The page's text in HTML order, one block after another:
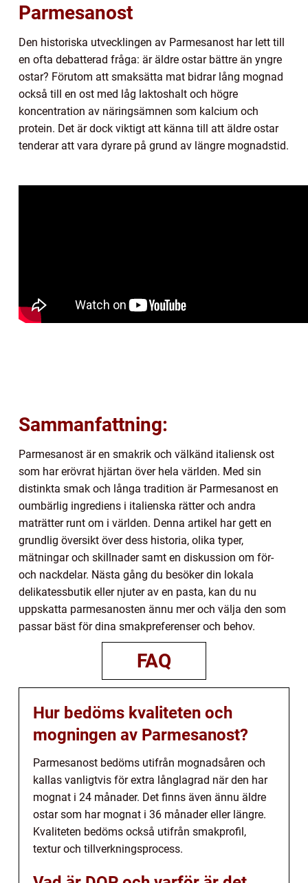
Parmesanost
Den historiska utvecklingen av Parmesanost har lett till
en ofta debatterad fråga: är äldre ostar bättre än yngre
ostar? Förutom att smaksätta mat bidrar lång mognad
också till en ost med låg laktoshalt och högre
koncentration av näringsämnen som kalcium och
protein. Det är dock viktigt att känna till att äldre ostar
tenderar att vara dyrare på grund av längre mognadstid.
Sammanfattning:
Parmesanost är en smakrik och välkänd italiensk ost
som har erövrat hjärtan över hela världen. Med sin
distinkta smak och långa tradition är Parmesanost en
oumbärlig ingrediens i italienska rätter och andra
maträtter runt om i världen. Denna artikel har gett en
grundlig översikt över dess historia, olika typer,
mätningar och skillnader samt en diskussion om för-
och nackdelar. Nästa gång du besöker din lokala
delikatessbutik eller njuter av en pasta, kan du nu
uppskatta parmesanosten ännu mer och välja den som
passar bäst för dina smakpreferenser och behov.
FAQ
Hur bedöms kvaliteten och
mogningen av Parmesanost?
Parmesanost bedöms utifrån mognadsåren och
kallas vanligtvis för extra långlagrad när den har
mognat i 24 månader. Det finns även ännu äldre
ostar som har mognat i 36 månader eller längre.
Kvaliteten bedöms också utifrån smakprofil,
textur och tillverkningsprocess.